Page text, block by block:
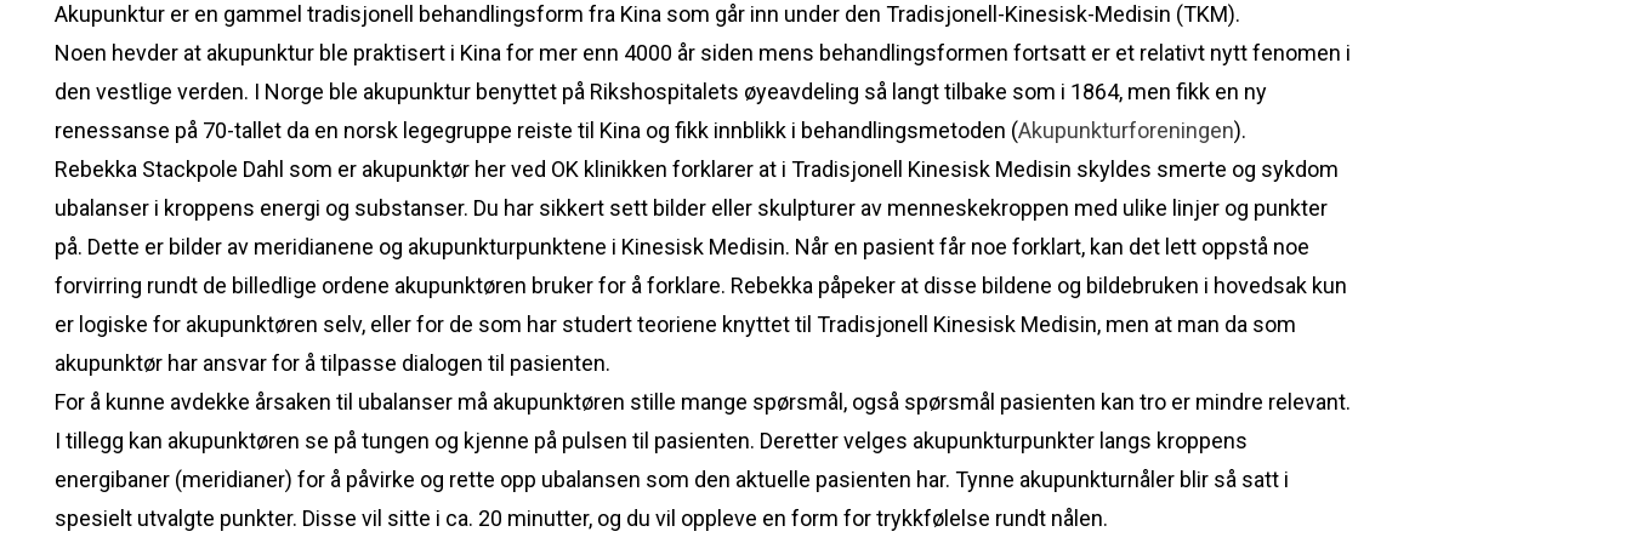
Akupunktur er en gammel tradisjonell behandlingsform fra Kina som går inn under den Tradisjonell-Kinesisk-Medisin (TKM).
Noen hevder at akupunktur ble praktisert i Kina for mer enn 4000 år siden mens behandlingsformen fortsatt er et relativt nytt fenomen i
den vestlige verden. I Norge ble akupunktur benyttet på Rikshospitalets øyeavdeling så langt tilbake som i 1864, men fikk en ny
renessanse på 70-tallet da en norsk legegruppe reiste til Kina og fikk innblikk i behandlingsmetoden (Akupunkturforeningen).
Rebekka Stackpole Dahl som er akupunktør her ved OK klinikken forklarer at i Tradisjonell Kinesisk Medisin skyldes smerte og sykdom
ubalanser i kroppens energi og substanser. Du har sikkert sett bilder eller skulpturer av menneskekroppen med ulike linjer og punkter
på. Dette er bilder av meridianene og akupunkturpunktene i Kinesisk Medisin. Når en pasient får noe forklart, kan det lett oppstå noe
forvirring rundt de billedlige ordene akupunktøren bruker for å forklare. Rebekka påpeker at disse bildene og bildebruken i hovedsak kun
er logiske for akupunktøren selv, eller for de som har studert teoriene knyttet til Tradisjonell Kinesisk Medisin, men at man da som
akupunktør har ansvar for å tilpasse dialogen til pasienten.
For å kunne avdekke årsaken til ubalanser må akupunktøren stille mange spørsmål, også spørsmål pasienten kan tro er mindre relevant.
I tillegg kan akupunktøren se på tungen og kjenne på pulsen til pasienten. Deretter velges akupunkturpunkter langs kroppens
energibaner (meridianer) for å påvirke og rette opp ubalansen som den aktuelle pasienten har. Tynne akupunkturnåler blir så satt i
spesielt utvalgte punkter. Disse vil sitte i ca. 20 minutter, og du vil oppleve en form for trykkfølelse rundt nålen.